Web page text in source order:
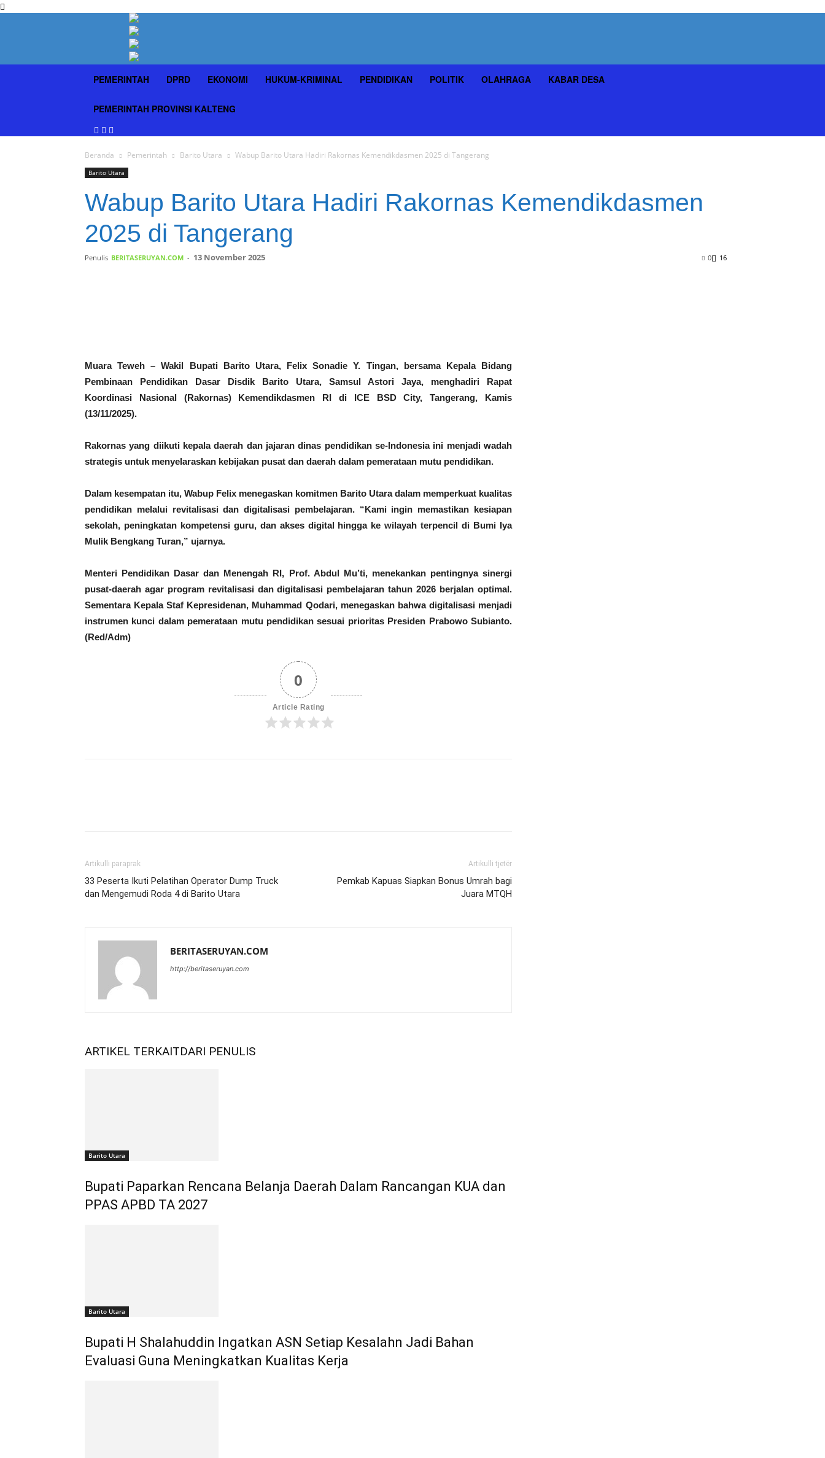
PEMERINTAH DPRD EKONOMI HUKUM-KRIMINAL PENDIDIKAN POLITIK OLAHRAGA KABAR DESA
PEMERINTAH PROVINSI KALTENG
Beranda Pemerintah Barito Utara Wabup Barito Utara Hadiri Rakornas Kemendikdasmen 2025 di Tangerang
Barito Utara
Wabup Barito Utara Hadiri Rakornas Kemendikdasmen
2025 di Tangerang
Penulis BERITASERUYAN.COM - 13 November 2025 16
0
Muara Teweh – Wakil Bupati Barito Utara, Felix Sonadie Y. Tingan, bersama Kepala Bidang
Pembinaan Pendidikan Dasar Disdik Barito Utara, Samsul Astori Jaya, menghadiri Rapat
Koordinasi Nasional (Rakornas) Kemendikdasmen RI di ICE BSD City, Tangerang, Kamis
(13/11/2025).
Rakornas yang diikuti kepala daerah dan jajaran dinas pendidikan se-Indonesia ini menjadi wadah
strategis untuk menyelaraskan kebijakan pusat dan daerah dalam pemerataan mutu pendidikan.
Dalam kesempatan itu, Wabup Felix menegaskan komitmen Barito Utara dalam memperkuat kualitas
pendidikan melalui revitalisasi dan digitalisasi pembelajaran. “Kami ingin memastikan kesiapan
sekolah, peningkatan kompetensi guru, dan akses digital hingga ke wilayah terpencil di Bumi Iya
Mulik Bengkang Turan,” ujarnya.
Menteri Pendidikan Dasar dan Menengah RI, Prof. Abdul Mu’ti, menekankan pentingnya sinergi
pusat-daerah agar program revitalisasi dan digitalisasi pembelajaran tahun 2026 berjalan optimal.
Sementara Kepala Staf Kepresidenan, Muhammad Qodari, menegaskan bahwa digitalisasi menjadi
instrumen kunci dalam pemerataan mutu pendidikan sesuai prioritas Presiden Prabowo Subianto.
(Red/Adm)
0
Article Rating
Artikulli paraprak
33 Peserta Ikuti Pelatihan Operator Dump Truck
dan Mengemudi Roda 4 di Barito Utara
Artikulli tjetër
Pemkab Kapuas Siapkan Bonus Umrah bagi
Juara MTQH
BERITASERUYAN.COM
http://beritaseruyan.com
ARTIKEL TERKAITDARI PENULIS
Barito Utara
Bupati Paparkan Rencana Belanja Daerah Dalam Rancangan KUA dan
PPAS APBD TA 2027
Barito Utara
Bupati H Shalahuddin Ingatkan ASN Setiap Kesalahn Jadi Bahan
Evaluasi Guna Meningkatkan Kualitas Kerja